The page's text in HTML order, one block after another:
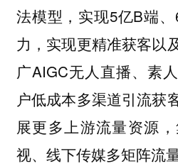
法模型，实现5亿B端
力，实现更精准获客以
广AIGC无人直播、素
户低成本多渠道引流获
展更多上游流量资源
视、线下传媒多矩阵流量